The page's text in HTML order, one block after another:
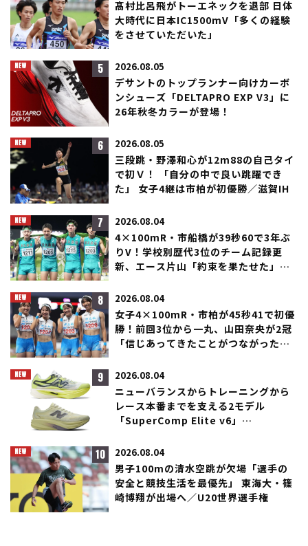
髙村比呂飛がトーエネックを退部 日体
大時代に日本IC1500mV「多くの経験
をさせていただいた」
5 2026.08.05
デサントのトップランナー向けカーボ
ンシューズ「DELTAPRO EXP V3」に
26年秋冬カラーが登場！
6 2026.08.05
三段跳・野澤和心が12m88の自己タイ
で初Ｖ！ 「自分の中で良い跳躍でき
た」 女子4継は市柏が初優勝／滋賀IH
7 2026.08.04
4×100mR・市船橋が39秒60で3年ぶ
りV！学校別歴代3位のチーム記録更
新、エース片山「約束を果たせた」／
8 2026.08.04
女子4×100mR・市柏が45秒41で初優
勝！前回3位から一丸、山田奈央が2冠
「信じあってきたことがつながった」
9 2026.08.04
ニューバランスからトレーニングから
レース本番までを支える2モデル
「SuperComp Elite v6」
10 2026.08.04
男子100mの清水空跳が欠場「選手の
安全と競技生活を最優先」 東海大・篠
崎博翔が出場へ／U20世界選手権